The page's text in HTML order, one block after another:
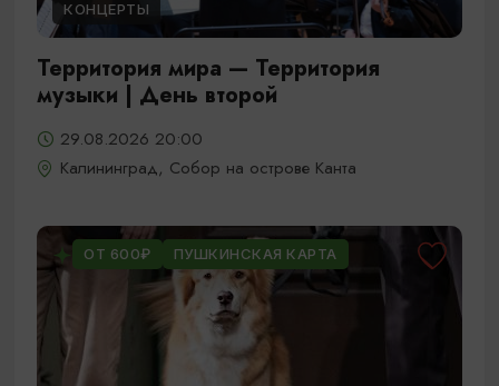
КОНЦЕРТЫ
Территория мира — Территория
музыки | День второй
29.08.2026 20:00
Калининград, Собор на острове Канта
ОТ 600₽ ПУШКИНСКАЯ КАРТА